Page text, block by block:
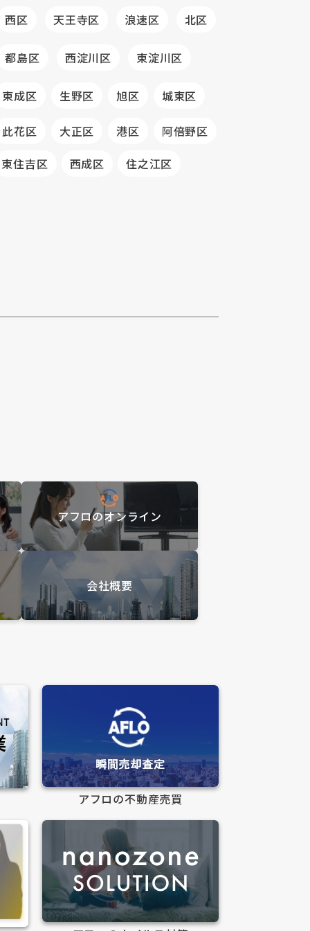
西区 天王寺区 浪速区 北区
都島区 西淀川区 東淀川区
東成区 生野区 旭区 城東区
此花区 大正区 港区
阿倍野区
東住吉区
西成区 住之江区
アフロのオンライン
会社概要
アフロの不動産売買